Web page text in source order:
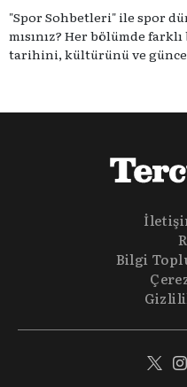
"Spor Sohbetleri" ile spor
mısınız? Her bölümde
tarihini, kültürünü ve
olmadığına inananlardansanız "Spor Sohbetleri"
Bilgi